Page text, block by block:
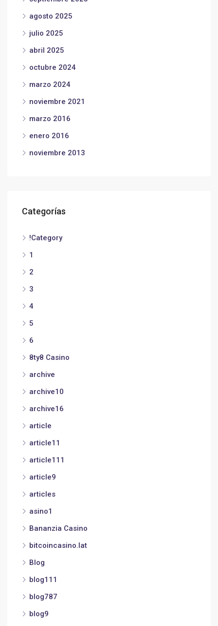
agosto 2025
julio 2025
abril 2025
octubre 2024
marzo 2024
noviembre 2021
marzo 2016
enero 2016
noviembre 2013
Categorías
!Category
1
2
3
4
5
6
8ty8 Casino
archive
archive10
archive16
article
article11
article111
article9
articles
asino1
Bananzia Casino
bitcoincasino.lat
Blog
blog111
blog787
blog9